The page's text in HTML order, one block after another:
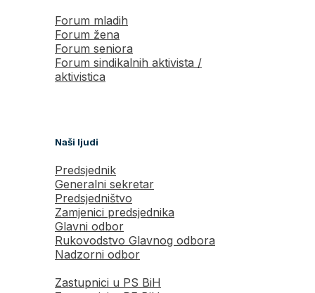
Forum mladih
Forum žena
Forum seniora
Forum sindikalnih aktivista /
aktivistica
Naši ljudi
Predsjednik
Generalni sekretar
Predsjedništvo
Zamjenici predsjednika
Glavni odbor
Rukovodstvo Glavnog odbora
Nadzorni odbor
Zastupnici u PS BiH